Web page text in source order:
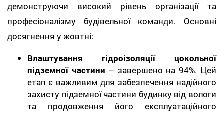
демонструючи високий рівень організації та
професіоналізму будівельної команди. Основні
досягнення у жовтні:
Влаштування гідроізоляції цокольної
підземної частини – завершено на 94%. Цей
етап є важливим для забезпечення надійного
захисту підземної частини будинку від вологи
та продовження його експлуатаційного